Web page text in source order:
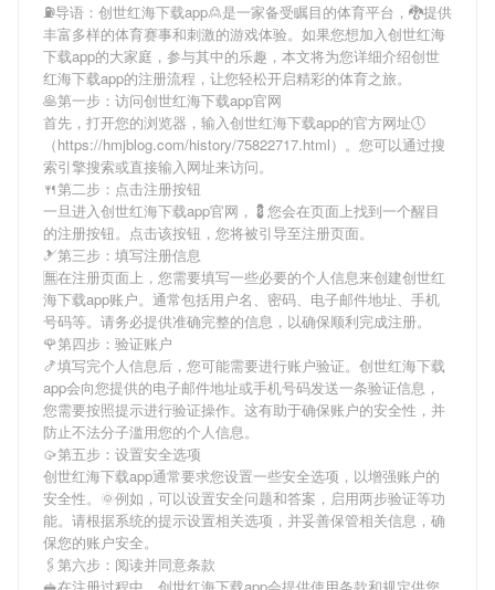
⛽️导语： 创世红海下载app🙎是一家备受瞩目的体育平台，🐉提供
丰富多样的体育赛事和刺激的游戏体验。如果您想加入创世红海
下载app的大家庭，参与其中的乐趣，本文将为您详细介绍创世
红海下载app的注册流程，让您轻松开启精彩的体育之旅。
🥞第一步：访问创世红海下载app官网
首先，打开您的浏览器，输入创世红海下载app的官方网址🕔
（https://hmjblog.com/history/75822717.html）。您可以通过搜
索引擎搜索或直接输入网址来访问。
🍴第二步：点击注册按钮
一旦进入创世红海下载app官网，💈您会在页面上找到一个醒目
的注册按钮。点击该按钮，您将被引导至注册页面。
🎿第三步：填写注册信息
🈚在注册页面上，您需要填写一些必要的个人信息来创建创世红
海下载app账户。通常包括用户名、密码、电子邮件地址、手机
号码等。请务必提供准确完整的信息，以确保顺利完成注册。
🌹第四步：验证账户
🍤填写完个人信息后，您可能需要进行账户验证。 创世红海下载
app会向您提供的电子邮件地址或手机号码发送一条验证信息，
您需要按照提示进行验证操作。这有助于确保账户的安全性，并
防止不法分子滥用您的个人信息。
🥠第五步：设置安全选项
创世红海下载app通常要求您设置一些安全选项，以增强账户的
安全性。🌞例如，可以设置安全问题和答案，启用两步验证等功
能。请根据系统的提示设置相关选项，并妥善保管相关信息，确
保您的账户安全。
🖇第六步：阅读并同意条款